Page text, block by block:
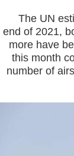
The UN
end of 2021,
more have
this month
number of